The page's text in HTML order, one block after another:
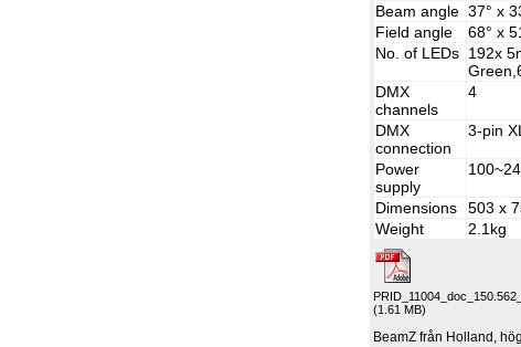
Beam angle 37° x
Field angle
68° x
No. of LEDs 192x
DMX
channels
4
DMX
connection
3-pin
Power
supply
Dimensions
503 x
Weight
2.1kg
(1.61 MB)
BeamZ från Holland,